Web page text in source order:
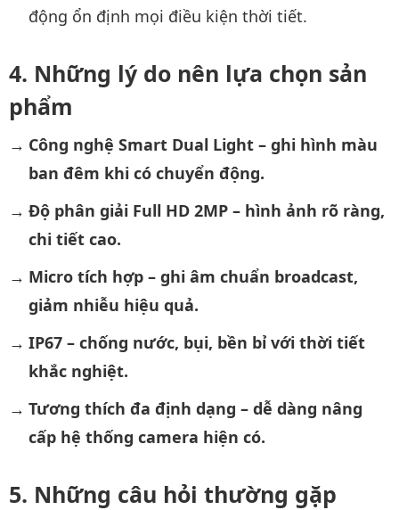
động ổn định mọi điều kiện thời tiết.
Những lý do nên lựa chọn sản
phẩm
Công nghệ Smart Dual Light – ghi hình màu
ban đêm khi có chuyển động.
Độ phân giải Full HD 2MP – hình ảnh rõ ràng,
chi tiết cao.
Micro tích hợp – ghi âm chuẩn broadcast,
giảm nhiễu hiệu quả.
IP67 – chống nước, bụi, bền bỉ với thời tiết
khắc nghiệt.
Tương thích đa định dạng – dễ dàng nâng
cấp hệ thống camera hiện có.
Những câu hỏi thường gặp